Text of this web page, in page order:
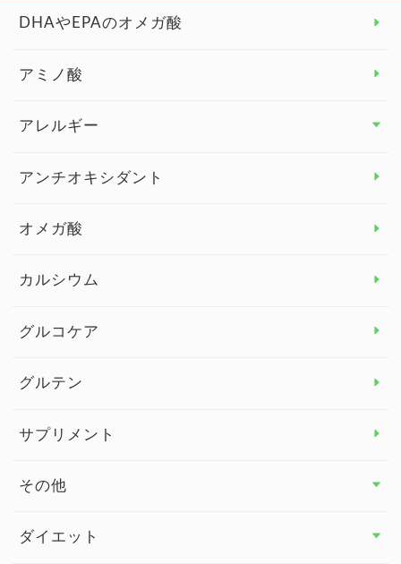
DHAやEPAのオメガ酸
アミノ酸
アレルギー
アレルギー トップ
アンチオキシダント
オメガ酸
カルシウム
グルコケア
グルテン
サプリメント
その他
その他 トップ
ダイエット